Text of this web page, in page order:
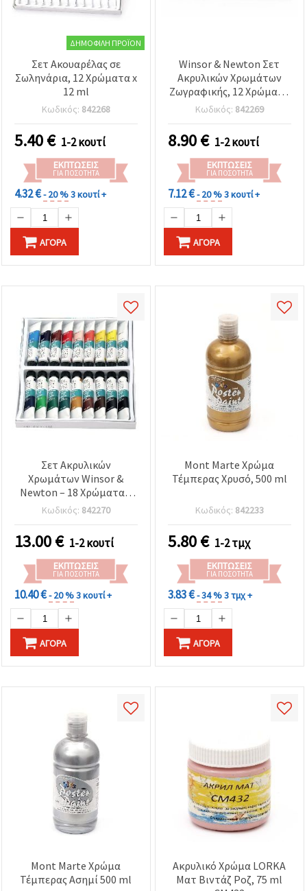
ΔΗΜΟΦΙΛΉ ΠΡΟΪΌΝ
Σετ Ακουαρέλας σε
Σωληνάρια, 12 Χρώματα x
12 ml
Κωδικός: 842268
5.40€ 1-2 κουτί
ΕΚΠΤΏΣΕΙΣ
ΓΙΑ ΠΟΣΌΤΗΤΑ
4.32 €- 20 %3 κουτί +
ΑΓΟΡΆ
Winsor & Newton Σετ
Ακρυλικών Χρωμάτων
Ζωγραφικής, 12 Χρώματα
x 10 ml
Κωδικός: 842269
8.90€ 1-2 κουτί
ΕΚΠΤΏΣΕΙΣ
ΓΙΑ ΠΟΣΌΤΗΤΑ
7.12 €- 20 %3 κουτί +
ΑΓΟΡΆ
Σετ Ακρυλικών
Χρωμάτων Winsor &
Newton – 18 Χρώματα x
10 ml για Ζωγραφική &
Χειροτεχνίες
Κωδικός: 842270
13.00€ 1-2 κουτί
ΕΚΠΤΏΣΕΙΣ
ΓΙΑ ΠΟΣΌΤΗΤΑ
10.40 €- 20 %3 κουτί +
ΑΓΟΡΆ
Mont Marte Χρώμα
Τέμπερας Χρυσό, 500 ml
Κωδικός: 842233
5.80€ 1-2 τμχ
ΕΚΠΤΏΣΕΙΣ
ΓΙΑ ΠΟΣΌΤΗΤΑ
3.83 €- 34 %3 τμχ +
ΑΓΟΡΆ
Mont Marte Χρώμα
Τέμπερας Ασημί 500 ml
Ακρυλικό Χρώμα LORKA
Ματ Βιντάζ Ροζ, 75 ml